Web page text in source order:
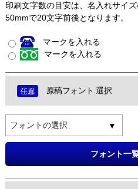
印刷文字数の目安は、名入れサイ
50mmで20文字前後となります。
マークを入れる
マークを入れる
原稿フォント 選択
フォントの選択
フォント一